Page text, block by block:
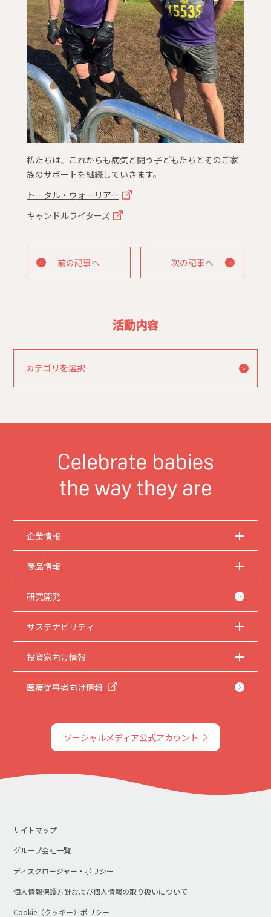
私たちは、これからも病気と闘う子どもたちとそのご家
族のサポートを継続していきます。
トータル・ウォーリアー
キャンドルライターズ
前の記事へ 次の記事へ
活動内容
企業情報
商品情報
研究開発
サステナビリティ
投資家向け情報
医療従事者向け情報
ソーシャルメディア公式アカウント
サイトマップ
グループ会社一覧
ディスクロージャー・ポリシー
個人情報保護方針および個人情報の取り扱いについて
Cookie（クッキー）ポリシー